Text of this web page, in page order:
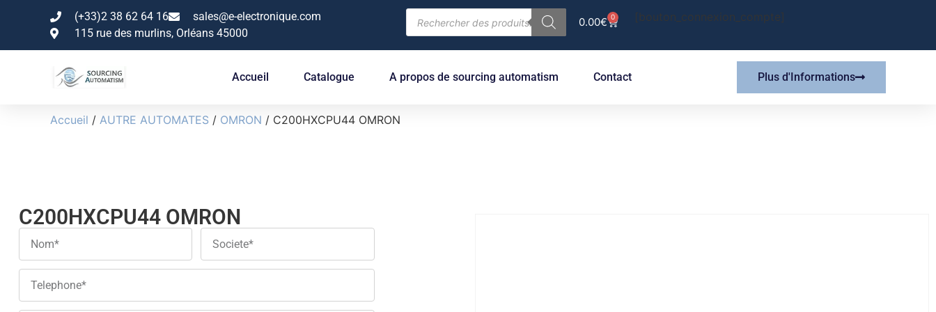
(+33)2 38 62 64 16
sales@e-electronique.com
115 rue des murlins, Orléans 45000
0.00€ 0 [bouton_connexion_compte]
Accueil Catalogue A propos de sourcing automatism Contact Plus d'Informations
Accueil / AUTRE AUTOMATES / OMRON / C200HXCPU44 OMRON
C200HXCPU44 OMRON